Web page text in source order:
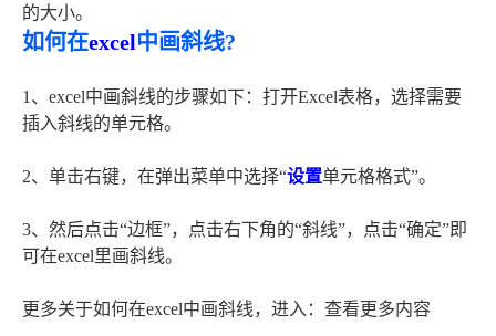
的大小。
如何在excel中画斜线?
1、excel中画斜线的步骤如下：打开Excel表格，选择需要
插入斜线的单元格。
2、单击右键，在弹出菜单中选择“设置单元格格式”。
3、然后点击“边框”，点击右下角的“斜线”，点击“确定”即
可在excel里画斜线。
更多关于如何在excel中画斜线，进入：查看更多内容